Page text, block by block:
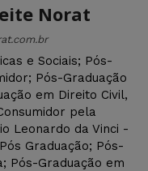
Norat
e Sociais; Pós-
Pós-Graduação
em Direito Civil,
pela
Leonardo da Vinci -
Graduação; Pós-
Pós-Graduação em